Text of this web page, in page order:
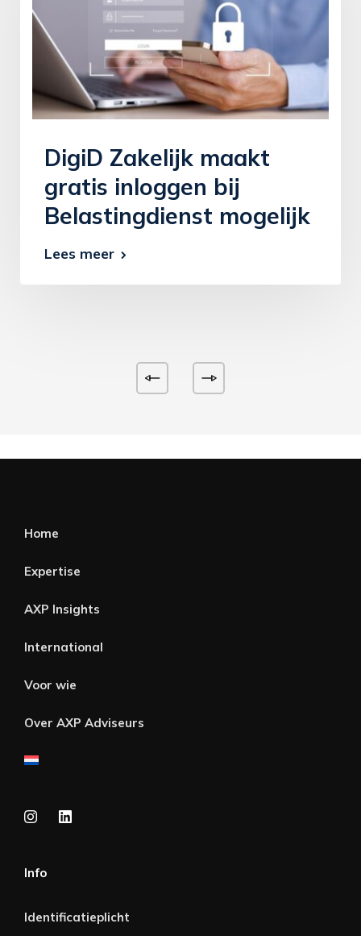
DigiD Zakelijk maakt
gratis inloggen bij
Belastingdienst mogelijk
Lees meer
Home
Expertise
AXP Insights
International
Voor wie
Over AXP Adviseurs
Info
Identificatieplicht